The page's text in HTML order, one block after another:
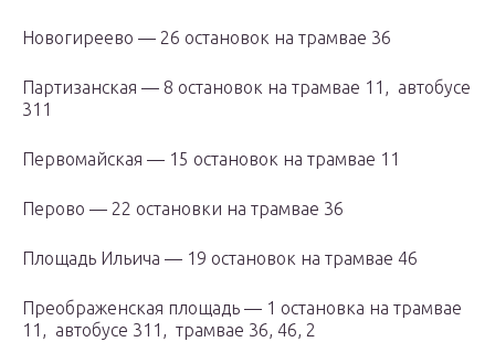
Новогиреево — 26 остановок на трамвае 36
Партизанская — 8 остановок на трамвае 11, автобусе
311
Первомайская — 15 остановок на трамвае 11
Перово — 22 остановки на трамвае 36
Площадь Ильича — 19 остановок на трамвае 46
Преображенская площадь — 1 остановка на трамвае
11, автобусе 311, трамвае 36, 46, 2